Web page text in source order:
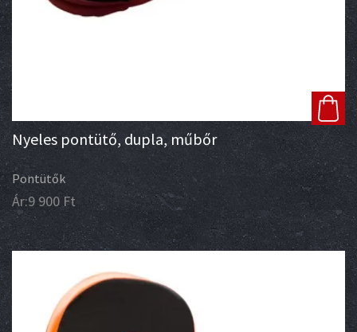
Nyeles pontütő, dupla, műbőr
Pontütők
Ár:9 900Ft